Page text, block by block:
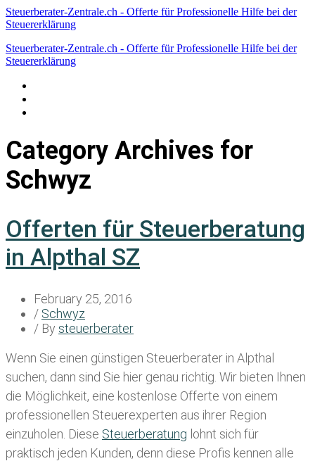
Steuerberater-Zentrale.ch - Offerte für Professionelle Hilfe bei der
Steuererklärung
Steuerberater-Zentrale.ch - Offerte für Professionelle Hilfe bei der
Steuererklärung
Category Archives for
Schwyz
Offerten für Steuerberatung
in Alpthal SZ
February 25, 2016
/ Schwyz
/ By steuerberater
Wenn Sie einen günstigen Steuerberater in Alpthal
suchen, dann sind Sie hier genau richtig. Wir bieten Ihnen
die Möglichkeit, eine kostenlose Offerte von einem
professionellen Steuerexperten aus ihrer Region
einzuholen. Diese Steuerberatung lohnt sich für
praktisch jeden Kunden, denn diese Profis kennen alle